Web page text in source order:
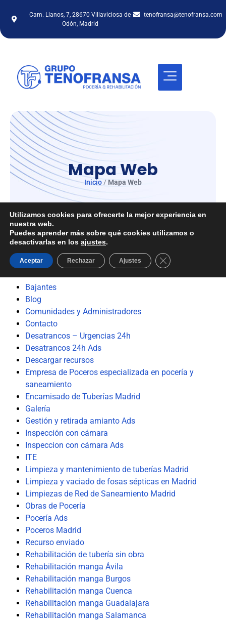
Cam. Llanos, 7, 28670 Villaviciosa de
Odón, Madrid
tenofransa@tenofransa.com
Mapa Web
Inicio / Mapa Web
Servicios
Bajantes
Blog
Comunidades y Administradores
Contacto
Desatrancos – Urgencias 24h
Desatrancos 24h Ads
Descargar recursos
Empresa de Poceros especializada en pocería y
saneamiento
Encamisado de Tuberías Madrid
Galería
Gestión y retirada amianto Ads
Inspección con cámara
Inspeccion con cámara Ads
ITE
Limpieza y mantenimiento de tuberías Madrid
Limpieza y vaciado de fosas sépticas en Madrid
Limpiezas de Red de Saneamiento Madrid
Obras de Pocería
Pocería Ads
Poceros Madrid
Recurso enviado
Rehabilitación de tubería sin obra
Rehabilitación manga Ávila
Rehabilitación manga Burgos
Rehabilitación manga Cuenca
Rehabilitación manga Guadalajara
Rehabilitación manga Salamanca
Utilizamos cookies para ofrecerte la mejor experiencia en
nuestra web.
Puedes aprender más sobre qué cookies utilizamos o
desactivarlas en los ajustes.
Aceptar Rechazar Ajustes Cerrar el banner